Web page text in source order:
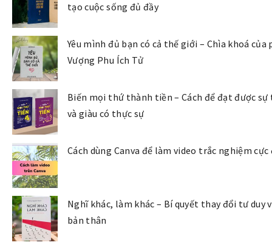
tạo cuộc sống đủ đầy
Yêu mình đủ bạn có cả thế giới – Chìa khoá của
Vượng Phu Ích Tử
Biến mọi thứ thành tiền – Cách để đạt được
và giàu có thực sự
Cách dùng Canva để làm video trắc nghiệm
Nghĩ khác, làm khác – Bí quyết thay đổi tư duy
bản thân